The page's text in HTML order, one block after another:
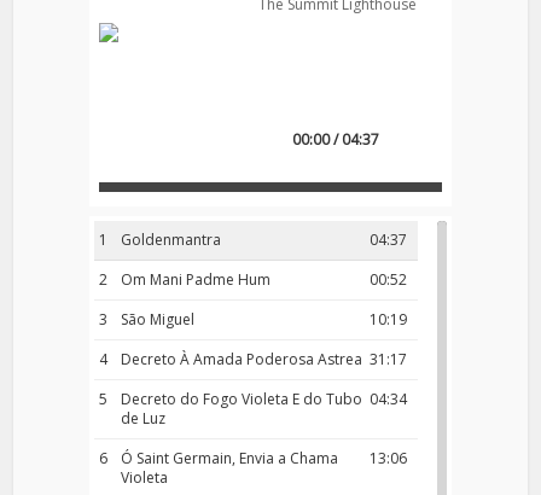
00:00 / 04:37
1 04:37
Goldenmantra
2
00:52
Om Mani Padme Hum
3
10:19
São Miguel
4
31:17
Decreto À Amada Poderosa Astrea
5
04:34
Decreto do Fogo Violeta E do Tubo
de Luz
6
13:06
Ó Saint Germain, Envia a Chama
Violeta